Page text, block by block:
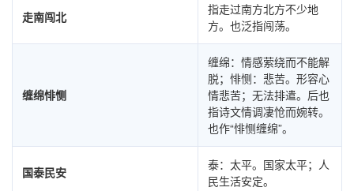
走南闯北
指走过南方北方不少地
方。也泛指闯荡。
缠绵悱恻
缠绵：情感萦绕而不能解
脱；悱恻：悲苦。形容心
情悲苦；无法排遣。后也
指诗文情调凄怆而婉转。
也作“悱恻缠绵”。
国泰民安
泰：太平。国家太平；人
民生活安定。